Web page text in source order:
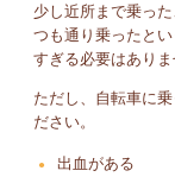
少し近所まで乗っ
つも通り乗ったと
すぎる必要はありま
ただし、自転車に
ださい。
出血がある